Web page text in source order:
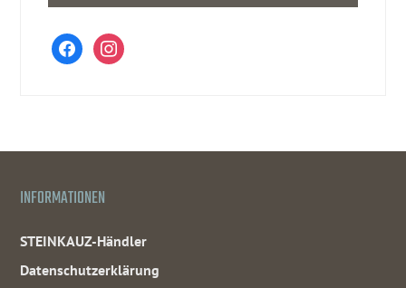
facebookinstagram
INFORMATIONEN
STEINKAUZ-Händler
Datenschutzerklärung